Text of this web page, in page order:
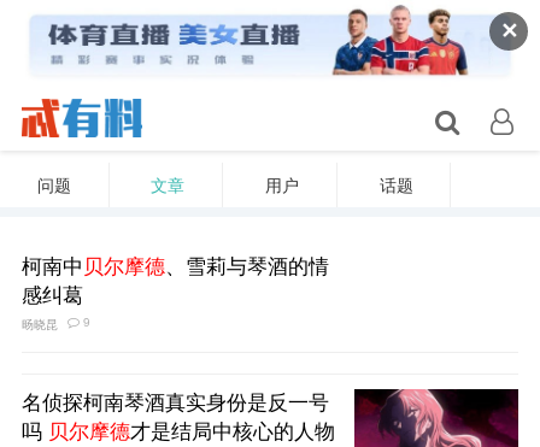
✕
问题 文章 用户 话题
柯南中 贝尔摩德、雪莉与琴酒的情
感纠葛
旸晓昆 9
名侦探柯南琴酒真实身份是反一号
吗 贝尔摩德才是结局中核心的人物